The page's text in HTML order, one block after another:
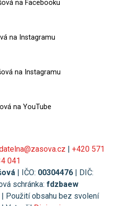
na Facebooku
na Instagramu
na Instagramu
na YouTube
| +420 571
041
| IČO: 00304476| DIČ:
schránka: fdzbaew
| Použití obsahu bez svolení